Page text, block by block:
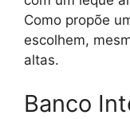
Como propõe
escolhem,
altas.
Banco